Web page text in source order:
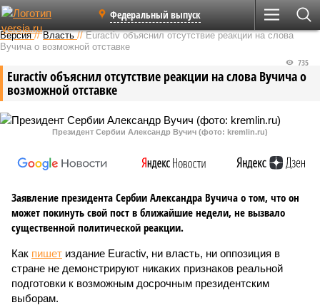
Федеральный выпуск
Версия //Власть //Euractiv объяснил отсутствие реакции на слова
Вучича о возможной отставке
Euractiv объяснил отсутствие реакции на слова Вучича о
возможной отставке
735
Президент Сербии Александр Вучич (фото: kremlin.ru)
Заявление президента Сербии Александра Вучича о том, что он
может покинуть свой пост в ближайшие недели, не вызвало
существенной политической реакции.
Как пишет издание Euractiv, ни власть, ни оппозиция в
стране не демонстрируют никаких признаков реальной
подготовки к возможным досрочным президентским
выборам.